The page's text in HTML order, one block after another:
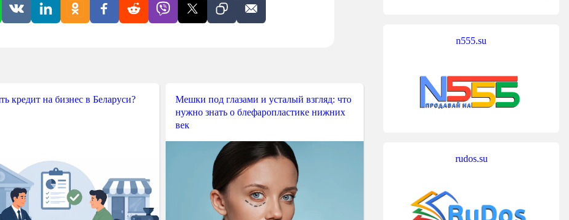
кредит на бизнес в Беларуси?
Мешки под глазами и усталый взгляд: что
нужно знать о блефаропластике нижних
век
n555.su
rudos.su